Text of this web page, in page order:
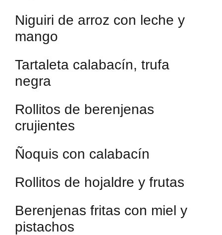
Niguiri de arroz con leche y
mango
Tartaleta calabacín, trufa
negra
Rollitos de berenjenas
crujientes
Ñoquis con calabacín
Rollitos de hojaldre y frutas
Berenjenas fritas con miel y
pistachos